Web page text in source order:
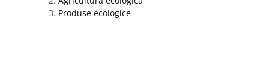
Produse ecologice